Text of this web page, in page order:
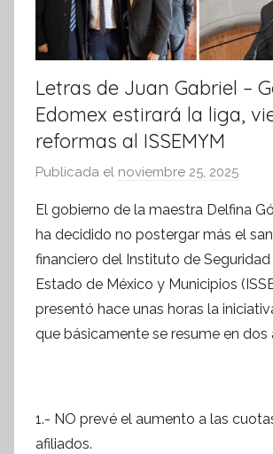
Letras de Juan Gabriel –
Edomex estirará la liga,
reformas al ISSEMYM
Publicada el noviembre 25, 2025
r
S
í
n
t
e
I
El gobierno de la maestra Delfina
ha decidido no postergar más el
financiero del Instituto de
Estado de México y Municipios
presentó hace unas horas la
que básicamente se resume en dos
1.- NO prevé el aumento a las
afiliados.